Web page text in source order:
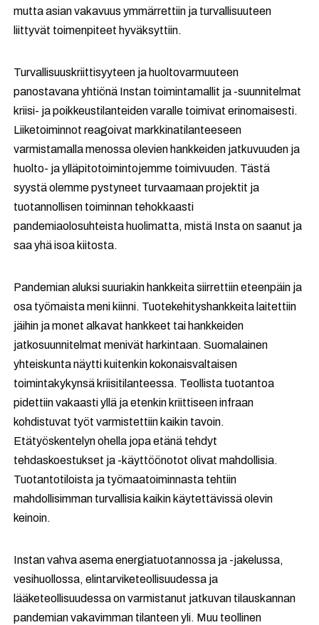
mutta asian vakavuus ymmärrettiin ja turvallisuuteen
liittyvät toimenpiteet hyväksyttiin.
Turvallisuuskriittisyyteen ja huoltovarmuuteen
panostavana yhtiönä Instan toimintamallit ja -suunnitelmat
kriisi- ja poikkeustilanteiden varalle toimivat erinomaisesti.
Liiketoiminnot reagoivat markkinatilanteeseen
varmistamalla menossa olevien hankkeiden jatkuvuuden ja
huolto- ja ylläpitotoimintojemme toimivuuden. Tästä
syystä olemme pystyneet turvaamaan projektit ja
tuotannollisen toiminnan tehokkaasti
pandemiaolosuhteista huolimatta, mistä Insta on saanut ja
saa yhä isoa kiitosta.
Pandemian aluksi suuriakin hankkeita siirrettiin eteenpäin ja
osa työmaista meni kiinni. Tuotekehityshankkeita laitettiin
jäihin ja monet alkavat hankkeet tai hankkeiden
jatkosuunnitelmat menivät harkintaan. Suomalainen
yhteiskunta näytti kuitenkin kokonaisvaltaisen
toimintakykynsä kriisitilanteessa. Teollista tuotantoa
pidettiin vakaasti yllä ja etenkin kriittiseen infraan
kohdistuvat työt varmistettiin kaikin tavoin.
Etätyöskentelyn ohella jopa etänä tehdyt
tehdaskoestukset ja -käyttöönotot olivat mahdollisia.
Tuotantotiloista ja työmaatoiminnasta tehtiin
mahdollisimman turvallisia kaikin käytettävissä olevin
keinoin.
Instan vahva asema energiatuotannossa ja -jakelussa,
vesihuollossa, elintarviketeollisuudessa ja
lääketeollisuudessa on varmistanut jatkuvan tilauskannan
pandemian vakavimman tilanteen yli. Muu teollinen